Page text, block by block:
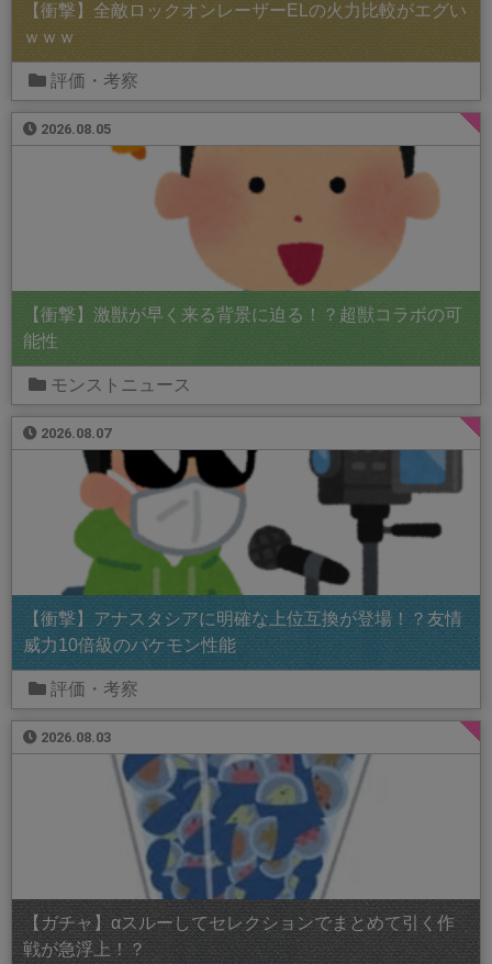
【衝撃】全敵ロックオンレーザーELの火力比較がエグい
ｗｗｗ
評価・考察
2026.08.05
【衝撃】激獣が早く来る背景に迫る！？超獣コラボの可
能性
モンストニュース
2026.08.07
【衝撃】アナスタシアに明確な上位互換が登場！？友情
威力10倍級のバケモン性能
評価・考察
2026.08.03
【ガチャ】αスルーしてセレクションでまとめて引く作
戦が急浮上！？